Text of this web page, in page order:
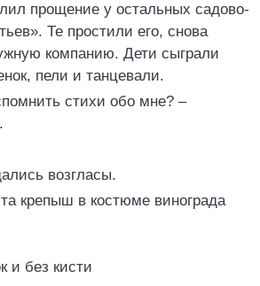
прощение у остальных садово-
Те простили его, снова
компанию. Дети сыграли
пели и танцевали.
стихи обо мне? –
возгласы.
крепыш в костюме винограда
и без кисти